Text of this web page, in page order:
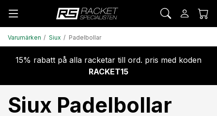
Varumärken Siux Padelbollar
15% rabatt på alla racketar till ord. pris med koden
RACKET15
Siux Padelbollar